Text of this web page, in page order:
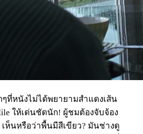
ๆที่หนังไม่ได้พยายามสำแดงเส้น
ให้เด่นชัดนัก! ผู้ชมต้องจับจ้อง
เห็นหรือว่าพื้นมีสีเขียว? มันช่างดู